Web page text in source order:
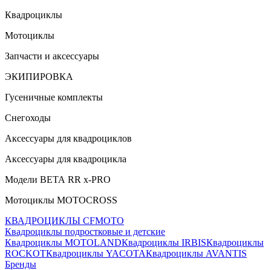
Квадроциклы
Мотоциклы
Запчасти и аксессуары
ЭКИПИРОВКА
Гусеничные комплекты
Снегоходы
Аксессуары для квадроциклов
Аксессуары для квадроцикла
Модели ВЕТА RR x-PRO
Мотоциклы MOTOCROSS
КВАДРОЦИКЛЫ CFMOTO
Квадроциклы подростковые и детские
Квадроциклы MOTOLANDКвадроциклы IRBISКвадроциклы
ROCKOTКвадроциклы YACOTAКвадроциклы AVANTIS
Бренды